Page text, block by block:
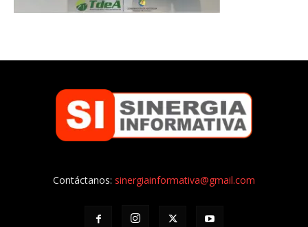
Contáctanos: sinergiainformativa@gmail.com